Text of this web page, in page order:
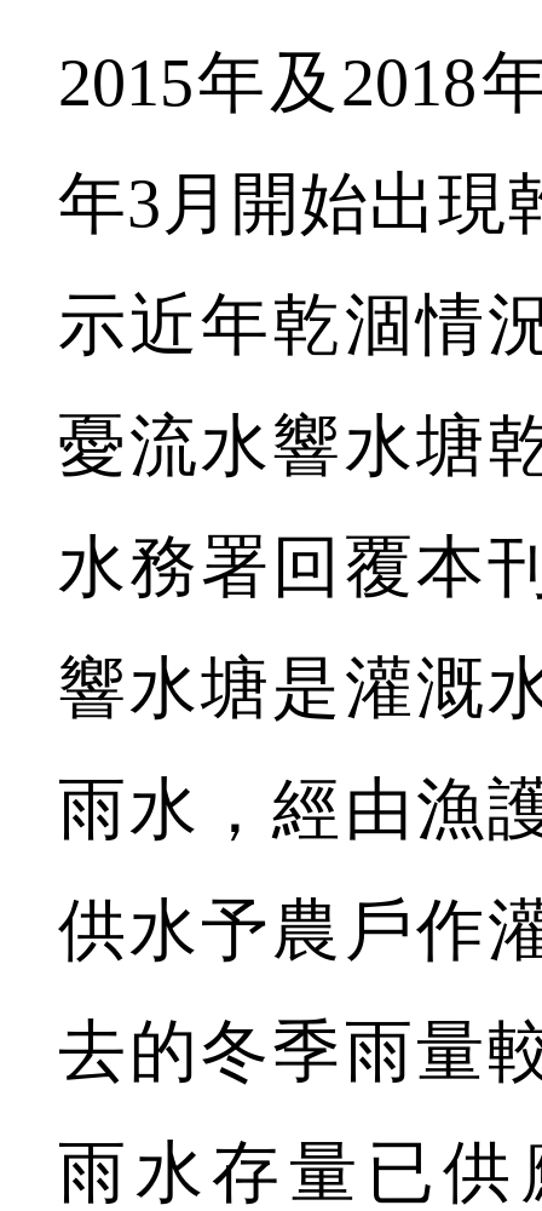
2015年及2018
年3月開始出現
示近年乾涸情
憂流水響水塘
水務署回覆本
響水塘是灌溉
雨水，經由漁
供水予農戶作
去的冬季雨量
雨水存量已